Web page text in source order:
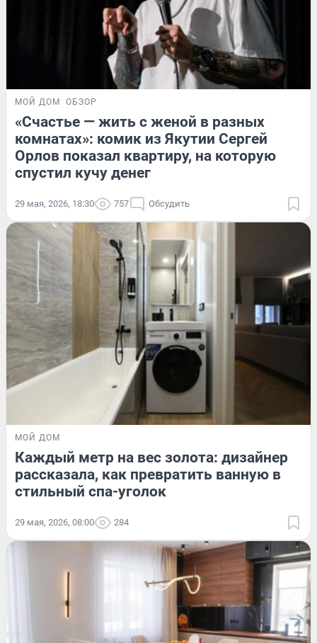
МОЙ ДОМ ОБЗОР
«Счастье — жить с женой в разных
комнатах»: комик из Якутии Сергей
Орлов показал квартиру, на которую
спустил кучу денег
29 мая, 2026, 18:30 757 Обсудить
МОЙ ДОМ
Каждый метр на вес золота: дизайнер
рассказала, как превратить ванную в
стильный спа-уголок
29 мая, 2026, 08:00 284